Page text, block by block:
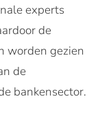
experts
de
worden gezien
de
bankensector.